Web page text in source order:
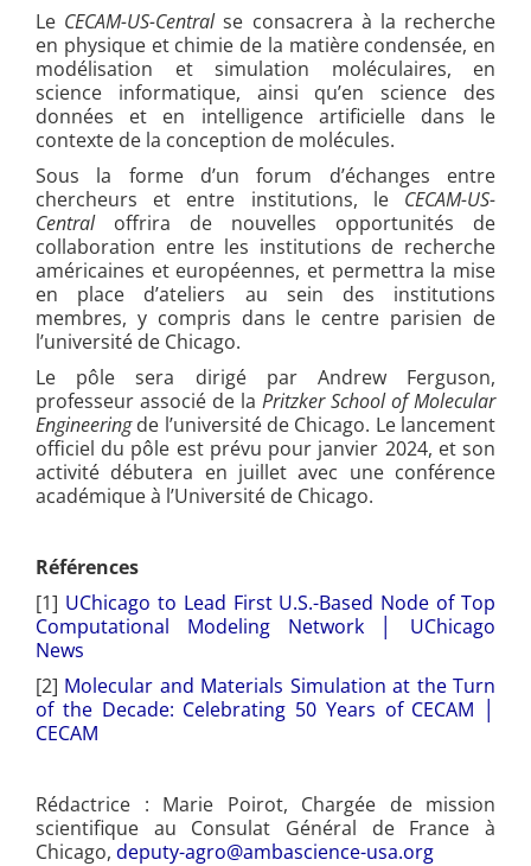
Le CECAM-US-Centralse consacrera à la recherche
en physique et chimie de la matière condensée, en
modélisation et simulation moléculaires, en
science informatique, ainsi qu’en science des
données et en intelligence artificielle dans le
contexte de la conception de molécules.
Sous la forme d’un forum d’échanges entre
chercheurs et entre institutions, le CECAM-US-
Central offrira de nouvelles opportunités de
collaboration entre les institutions de recherche
américaines et européennes, et permettra la mise
en place d’ateliers au sein des institutions
membres, y compris dans le centre parisien de
l’université de Chicago.
Le pôle sera dirigé par Andrew Ferguson,
professeur associé de la Pritzker School of Molecular
Engineeringde l’université de Chicago. Le lancement
officiel du pôle est prévu pour janvier 2024, et son
activité débutera en juillet avec une conférence
académique à l’Université de Chicago.
Références
[1] UChicago to Lead First U.S.-Based Node of Top
Computational Modeling Network │ UChicago
News
[2] Molecular and Materials Simulation at the Turn
of the Decade: Celebrating 50 Years of CECAM │
CECAM
Rédactrice : Marie Poirot, Chargée de mission
scientifique au Consulat Général de France à
Chicago, deputy-agro@ambascience-usa.org